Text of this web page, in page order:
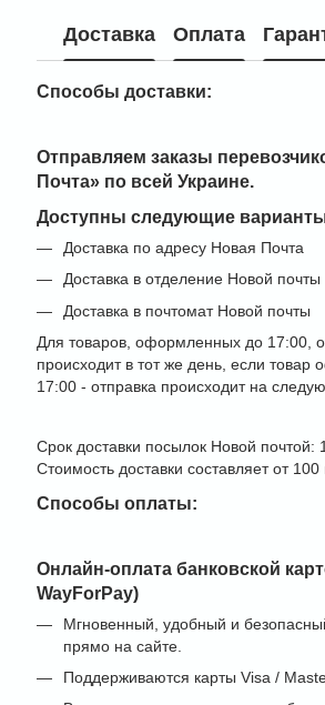
Доставка Оплата
Способы доставки:
Отправляем заказы
Почта» по всей Украине.
Доступны следующие
Доставка по адресу Новая Почта
Доставка в отделение Новой почты
Доставка в почтомат Новой почты
Для товаров, оформленных до 17:00,
происходит в тот же день, если товар
17:00 - отправка происходит на
Срок доставки посылок Новой почтой:
Стоимость доставки составляет от 100
Способы оплаты:
Онлайн-оплата банковской
WayForPay)
Мгновенный, удобный и
прямо на сайте.
Поддерживаются карты Visa /